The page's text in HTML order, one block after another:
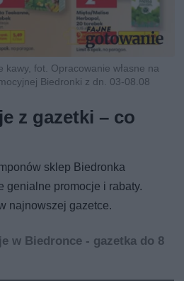
kawy, fot. Opracowanie własne na
Biedronki z dn. 03-08.08
z gazetki – co
sklep Biedronka
genialne promocje i rabaty.
najnowszej gazetce.
w Biedronce - gazetka do 8